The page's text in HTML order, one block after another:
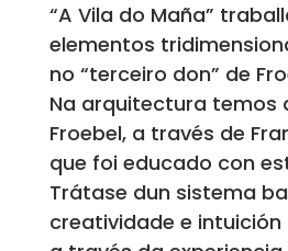
“A Vila do Maña”
elementos
no “terceiro don” de
Na arquitectura temos
Froebel, a través de
que foi educado con
Trátase dun sistema
creatividade e intuición